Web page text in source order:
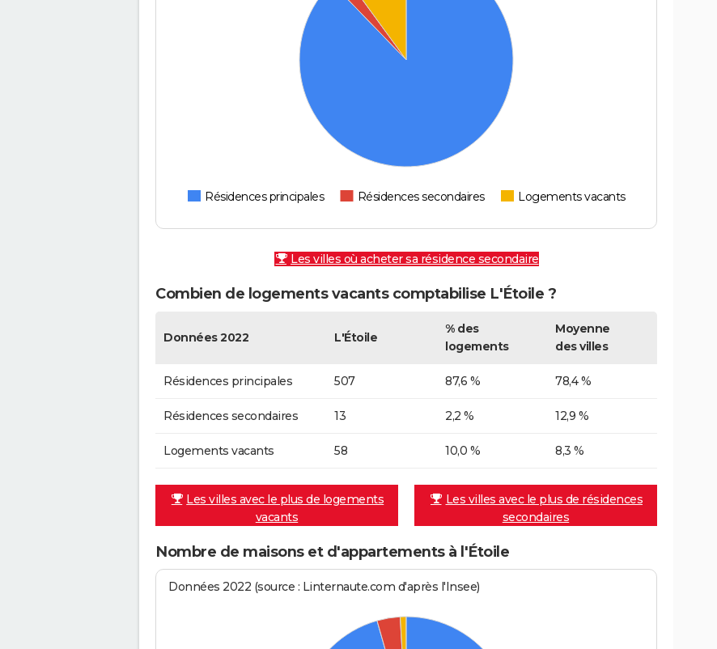
Résidences principales Résidences secondaires Logements vacants
Les villes où acheter sa résidence secondaire
Combien de logements vacants comptabilise L'Étoile ?
Données 2022 L'Étoile
% des
logements
Moyenne
des villes
Résidences principales 507 87,6 % 78,4 %
Résidences secondaires 13 2,2 % 12,9 %
Logements vacants 58 10,0 % 8,3 %
Les villes avec le plus de logements
vacants
Les villes avec le plus de résidences
secondaires
Nombre de maisons et d'appartements à l'Étoile
Données 2022 (source : Linternaute.com d'après l'Insee)